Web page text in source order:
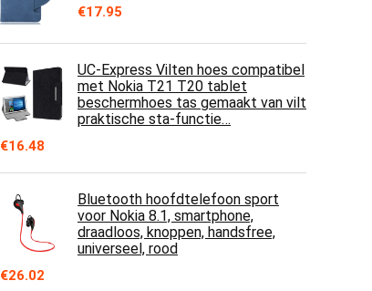
€17.95
UC-Express Vilten hoes compatibel
met Nokia T21 T20 tablet
beschermhoes tas gemaakt van vilt
praktische sta-functie…
€16.48
Bluetooth hoofdtelefoon sport
voor Nokia 8.1, smartphone,
draadloos, knoppen, handsfree,
universeel, rood
€26.02